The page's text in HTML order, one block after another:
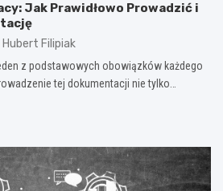
Jak Prawidłowo Prowadzić i
Hubert Filipiak
z podstawowych obowiązków każdego
tej dokumentacji nie tylko…